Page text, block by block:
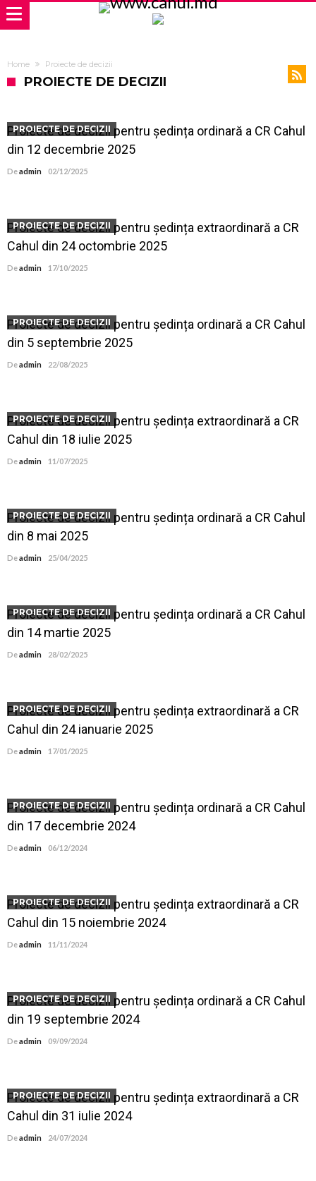
Home Proiecte de decizii
PROIECTE DE DECIZII
PROIECTE DE DECIZII
Proiecte de decizii pentru ședința ordinară a CR Cahul
din 12 decembrie 2025
Deadmin 02/12/2025
PROIECTE DE DECIZII
Proiecte de decizii pentru ședința extraordinară a CR
Cahul din 24 octombrie 2025
Deadmin 17/10/2025
PROIECTE DE DECIZII
Proiecte de decizii pentru ședința ordinară a CR Cahul
din 5 septembrie 2025
Deadmin 22/08/2025
PROIECTE DE DECIZII
Proiecte de decizii pentru ședința extraordinară a CR
Cahul din 18 iulie 2025
Deadmin 11/07/2025
PROIECTE DE DECIZII
Proiecte de decizii pentru ședința ordinară a CR Cahul
din 8 mai 2025
Deadmin 25/04/2025
PROIECTE DE DECIZII
Proiecte de decizii pentru ședința ordinară a CR Cahul
din 14 martie 2025
Deadmin 28/02/2025
PROIECTE DE DECIZII
Proiecte de decizii pentru ședința extraordinară a CR
Cahul din 24 ianuarie 2025
Deadmin 17/01/2025
PROIECTE DE DECIZII
Proiecte de decizii pentru ședința ordinară a CR Cahul
din 17 decembrie 2024
Deadmin 06/12/2024
PROIECTE DE DECIZII
Proiecte de decizii pentru ședința extraordinară a CR
Cahul din 15 noiembrie 2024
Deadmin 11/11/2024
PROIECTE DE DECIZII
Proiecte de decizii pentru ședința ordinară a CR Cahul
din 19 septembrie 2024
Deadmin 09/09/2024
PROIECTE DE DECIZII
Proiecte de decizii pentru ședința extraordinară a CR
Cahul din 31 iulie 2024
Deadmin 24/07/2024